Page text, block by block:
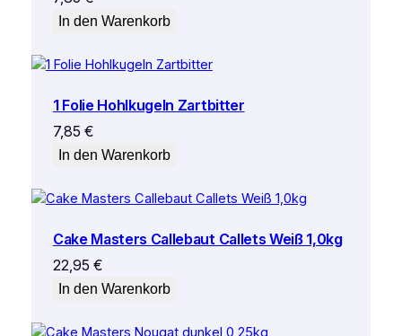
In den Warenkorb
1 Folie Hohlkugeln Zartbitter
7,85 €
In den Warenkorb
Cake Masters Callebaut Callets Weiß 1,0kg
22,95 €
In den Warenkorb